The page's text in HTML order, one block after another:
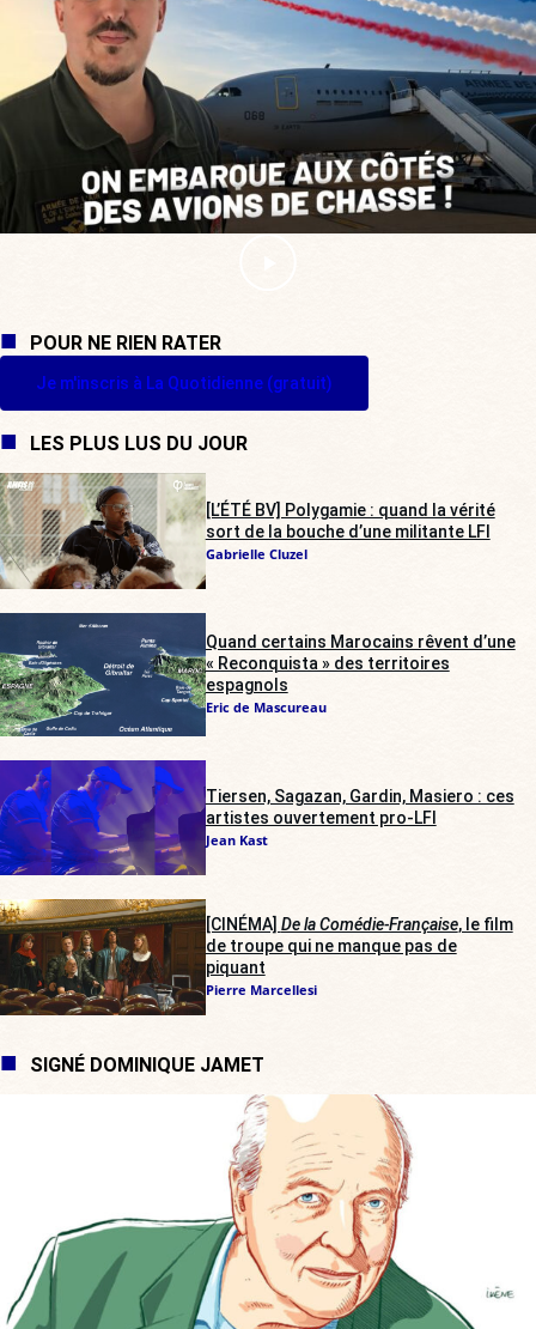
POUR NE RIEN RATER
Je m'inscris à La Quotidienne (gratuit)
LES PLUS LUS DU JOUR
[L’ÉTÉ BV] Polygamie : quand la vérité
sort de la bouche d’une militante LFI
Gabrielle Cluzel
Quand certains Marocains rêvent d’une
« Reconquista » des territoires
espagnols
Eric de Mascureau
Tiersen, Sagazan, Gardin, Masiero : ces
artistes ouvertement pro-LFI
Jean Kast
[CINÉMA] De la Comédie-Française, le film
de troupe qui ne manque pas de
piquant
Pierre Marcellesi
SIGNÉ DOMINIQUE JAMET